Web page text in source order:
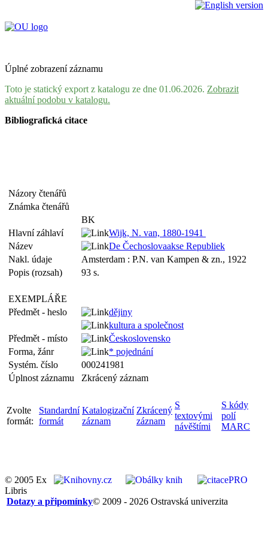
Úplné zobrazení záznamu
Toto je statický export z katalogu ze dne 01.06.2026. Zobrazit
aktuální podobu v katalogu.
Bibliografická citace
Názory čtenářů
Známka čtenářů
BK
Hlavní záhlaví
Wijk, N. van, 1880-1941
Název
De Čechoslovaakse Republiek
Nakl. údaje
Amsterdam : P.N. van Kampen & zn., 1922
Popis (rozsah)
93 s.
EXEMPLÁŘE
Předmět - heslo
dějiny
kultura a společnost
Předmět - místo
Československo
Forma, žánr
* pojednání
Systém. číslo
000241981
Úplnost záznamu
Zkrácený záznam
Zvolte
formát:
Standardní
formát
Katalogizační
záznam
Zkrácený
záznam
S
textovými
návěštími
S kódy
polí
MARC
© 2005 Ex
Libris
© 2009 - 2026 Ostravská univerzita
Dotazy a připomínky